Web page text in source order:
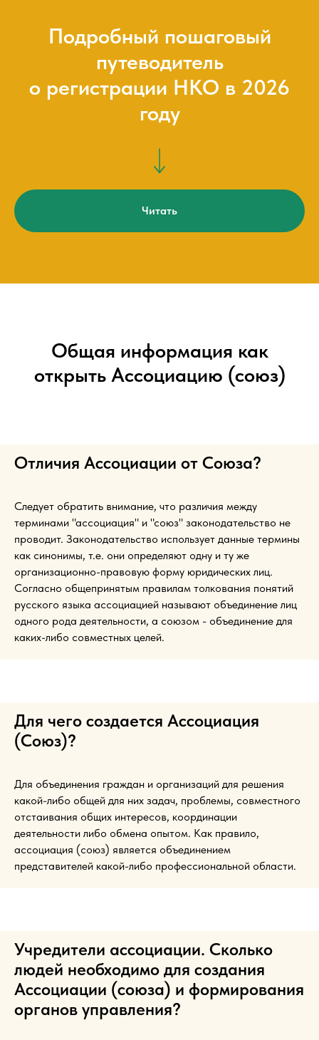
Подробный пошаговый
путеводитель
о регистрации НКО в 2026
году
Читать
Общая информация как
открыть Ассоциацию (союз)
Отличия Ассоциации от Союза?
Следует обратить внимание, что различия между
терминами "ассоциация" и "союз" законодательство не
проводит. Законодательство использует данные термины
как синонимы, т.е. они определяют одну и ту же
организационно-правовую форму юридических лиц.
Согласно общепринятым правилам толкования понятий
русского языка ассоциацией называют объединение лиц
одного рода деятельности, а союзом - объединение для
каких-либо совместных целей.
Для чего создается Ассоциация
(Союз)?
Для объединения граждан и организаций для решения
какой-либо общей для них задач, проблемы, совместного
отстаивания общих интересов, координации
деятельности либо обмена опытом. Как правило,
ассоциация (союз) является объединением
представителей какой-либо профессиональной области.
Учредители ассоциации. Сколько
людей необходимо для создания
Ассоциации (союза) и формирования
органов управления?